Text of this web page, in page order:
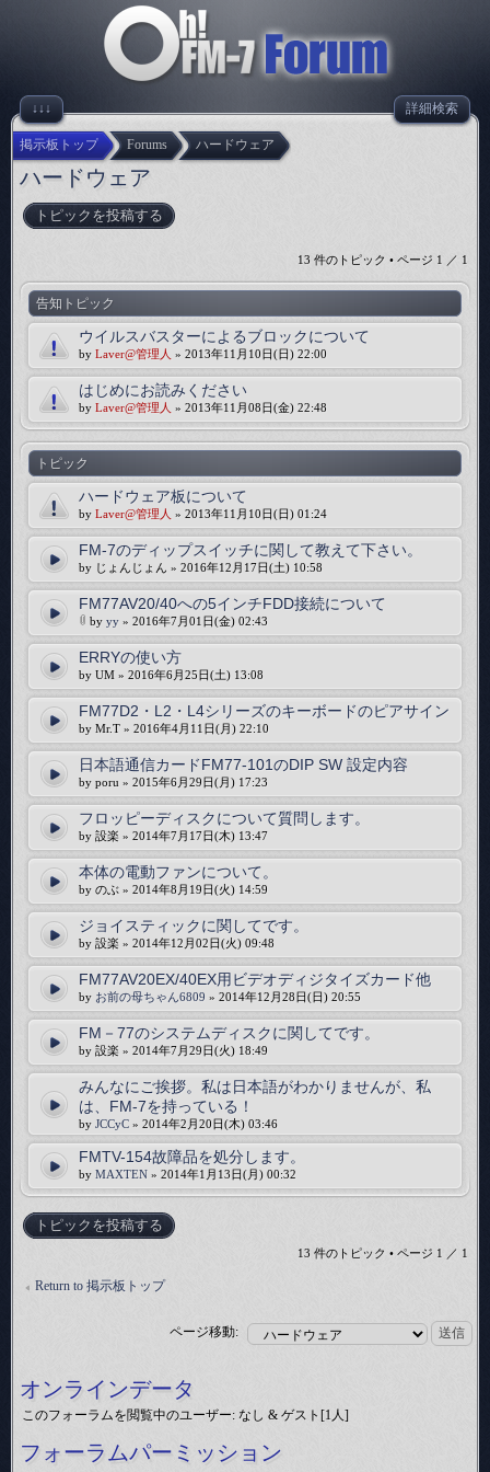
↓↓↓ 詳細検索
掲示板トップ Forums ハードウェア
ハードウェア
トピックを投稿する
13 件のトピック • ページ 1 ／ 1
告知トピック
ウイルスバスターによるブロックについて
by Laver@管理人 » 2013年11月10日(日) 22:00
はじめにお読みください
by Laver@管理人 » 2013年11月08日(金) 22:48
トピック
ハードウェア板について
by Laver@管理人 » 2013年11月10日(日) 01:24
FM-7のディップスイッチに関して教えて下さい。
by じょんじょん » 2016年12月17日(土) 10:58
FM77AV20/40への5インチFDD接続について
by yy » 2016年7月01日(金) 02:43
ERRYの使い方
by UM » 2016年6月25日(土) 13:08
FM77D2・L2・L4シリーズのキーボードのピアサイン
by Mr.T » 2016年4月11日(月) 22:10
日本語通信カードFM77-101のDIP SW 設定内容
by poru » 2015年6月29日(月) 17:23
フロッピーディスクについて質問します。
by 設楽 » 2014年7月17日(木) 13:47
本体の電動ファンについて。
by のぶ » 2014年8月19日(火) 14:59
ジョイスティックに関してです。
by 設楽 » 2014年12月02日(火) 09:48
FM77AV20EX/40EX用ビデオディジタイズカード他
by お前の母ちゃん6809 » 2014年12月28日(日) 20:55
FM－77のシステムディスクに関してです。
by 設楽 » 2014年7月29日(火) 18:49
みんなにご挨拶。私は日本語がわかりませんが、私
は、FM-7を持っている！
by JCCyC » 2014年2月20日(木) 03:46
FMTV-154故障品を処分します。
by MAXTEN » 2014年1月13日(月) 00:32
トピックを投稿する
13 件のトピック • ページ 1 ／ 1
Return to 掲示板トップ
ページ移動:
オンラインデータ
このフォーラムを閲覧中のユーザー: なし & ゲスト[1人]
フォーラムパーミッション